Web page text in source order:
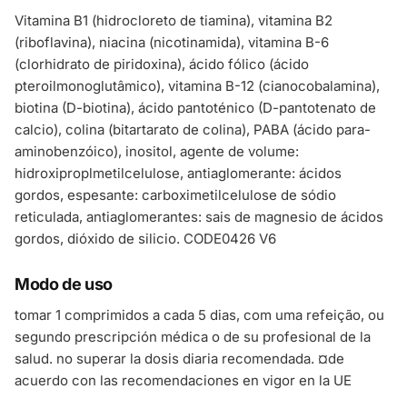
Vitamina B1 (hidrocloreto de tiamina), vitamina B2
(riboflavina), niacina (nicotinamida), vitamina B-6
(clorhidrato de piridoxina), ácido fólico (ácido
pteroilmonoglutâmico), vitamina B-12 (cianocobalamina),
biotina (D-biotina), ácido pantoténico (D-pantotenato de
calcio), colina (bitartarato de colina), PABA (ácido para-
aminobenzóico), inositol, agente de volume:
hidroxiproplmetilcelulose, antiaglomerante: ácidos
gordos, espesante: carboximetilcelulose de sódio
reticulada, antiaglomerantes: sais de magnesio de ácidos
gordos, dióxido de silicio. CODE0426 V6
Modo de uso
tomar 1 comprimidos a cada 5 dias, com uma refeição, ou
segundo prescripción médica o de su profesional de la
salud. no superar la dosis diaria recomendada. ¤de
acuerdo con las recomendaciones en vigor en la UE